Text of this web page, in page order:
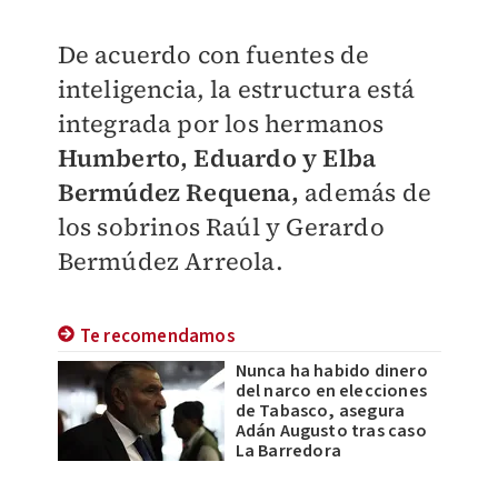
De acuerdo con fuentes de
inteligencia, la estructura está
integrada por los hermanos
Humberto, Eduardo y Elba
Bermúdez Requena, además de
los sobrinos Raúl y Gerardo
Bermúdez Arreola.
Te recomendamos
Nunca ha habido dinero
del narco en elecciones
de Tabasco, asegura
Adán Augusto tras caso
La Barredora